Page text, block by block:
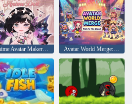
Anime Avatar Maker: Anime-Puppe Avatar World Merge: Der Weg zur Bühne!